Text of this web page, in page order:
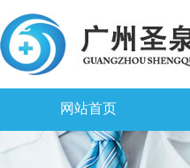
网站首页